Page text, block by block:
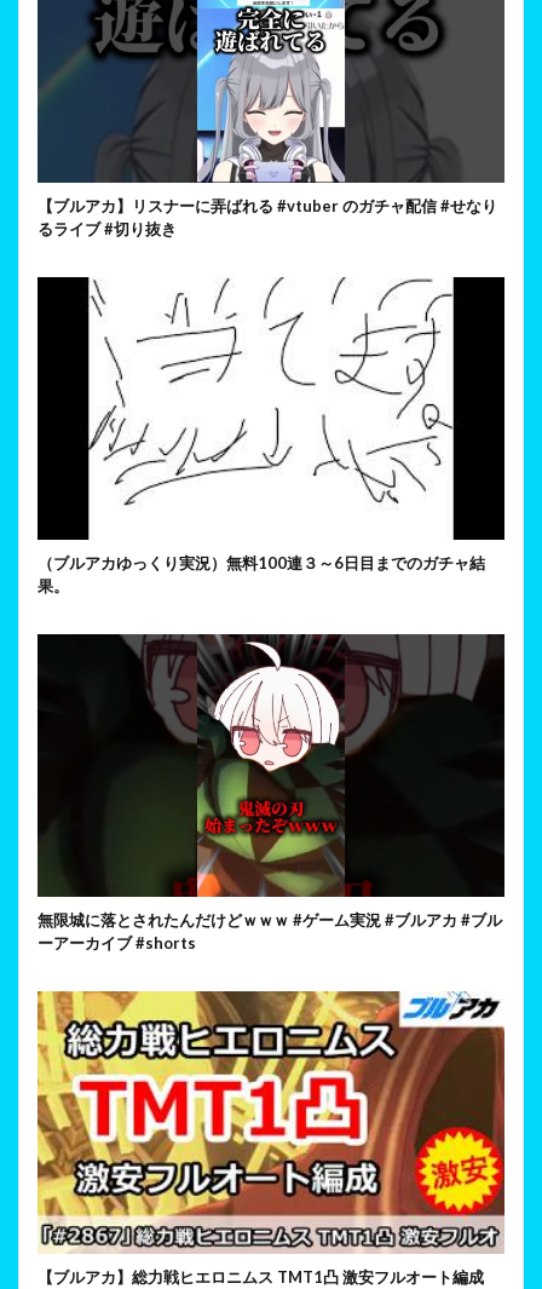
【ブルアカ】リスナーに弄ばれる #vtuber のガチャ配信 #せなり
るライブ #切り抜き
（ブルアカゆっくり実況）無料100連３～6日目までのガチャ結
果。
無限城に落とされたんだけどｗｗｗ #ゲーム実況 #ブルアカ #ブル
ーアーカイブ #shorts
【ブルアカ】総力戦ヒエロニムス TMT1凸 激安フルオート編成